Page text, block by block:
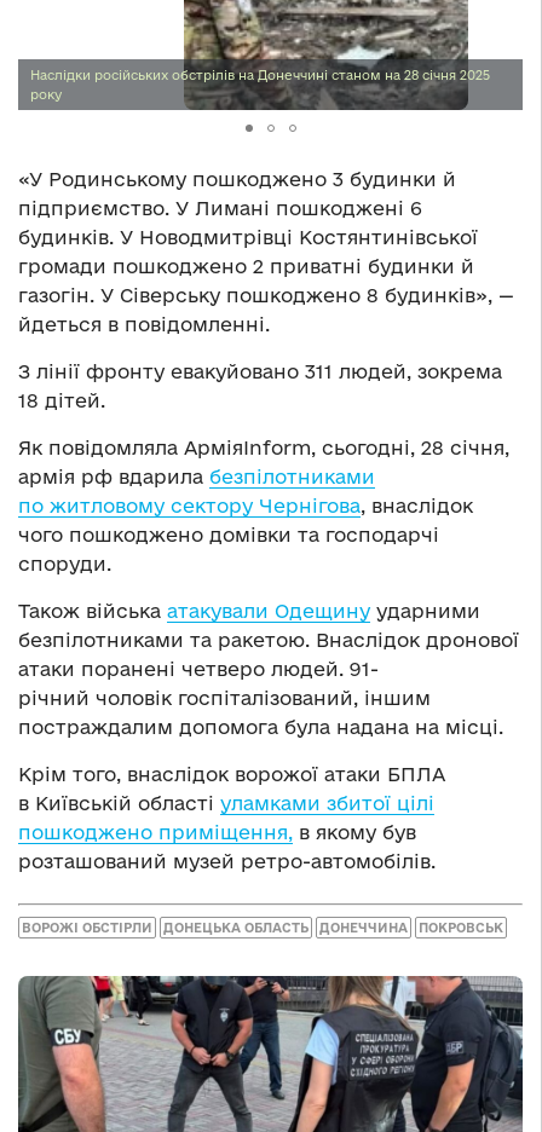
Наслідки російських обстрілів на Донеччині станом на 28 січня 2025
року
«У Родинському пошкоджено 3 будинки й
підприємство. У Лимані пошкоджені 6
будинків. У Новодмитрівці Костянтинівської
громади пошкоджено 2 приватні будинки й
газогін. У Сіверську пошкоджено 8 будинків», —
йдеться в повідомленні.
З лінії фронту евакуйовано 311 людей, зокрема
18 дітей.
Як повідомляла АрміяInform, сьогодні, 28 січня,
армія рф вдарила безпілотниками
по житловому сектору Чернігова, внаслідок
чого пошкоджено домівки та господарчі
споруди.
Також війська атакували Одещину ударними
безпілотниками та ракетою. Внаслідок дронової
атаки поранені четверо людей. 91-
річний чоловік госпіталізований, іншим
постраждалим допомога була надана на місці.
Крім того, внаслідок ворожої атаки БПЛА
в Київській області уламками збитої цілі
пошкоджено приміщення, в якому був
розташований музей ретро-автомобілів.
ВОРОЖІ ОБСТІРЛИ ДОНЕЦЬКА ОБЛАСТЬ ДОНЕЧЧИНА ПОКРОВСЬК